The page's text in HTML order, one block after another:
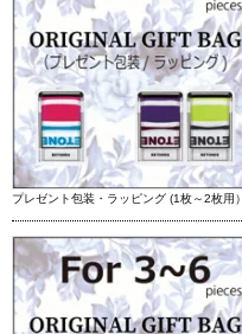
プレゼント包装・ラッピング (1枚～2枚用）